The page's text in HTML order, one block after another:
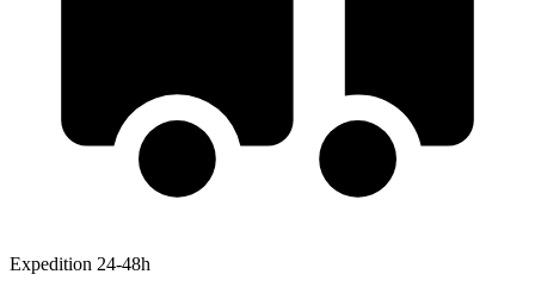
Expedition 24-48h